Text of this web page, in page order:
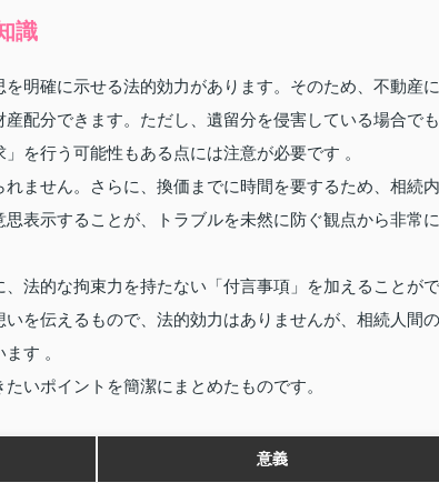
識
明確に示せる法的効力があります。そのため、不動産に
配分できます。ただし、遺留分を侵害している場合でも
を行う可能性もある点には注意が必要です 。
ません。さらに、換価までに時間を要するため、相続内
表示することが、トラブルを未然に防ぐ観点から非常に
法的な拘束力を持たない「付言事項」を加えることがで
を伝えるもので、法的効力はありませんが、相続人間の
す 。
いポイントを簡潔にまとめたものです。
意義